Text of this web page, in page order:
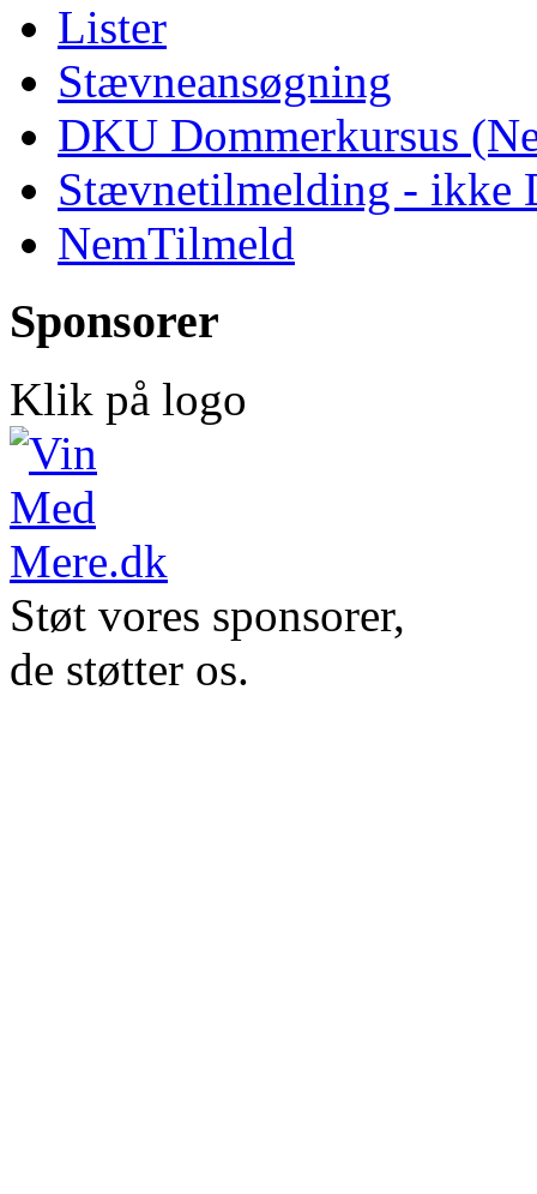
Lister
Stævneansøgning
DKU Dommerkursus
Stævnetilmelding - ikke
NemTilmeld
Sponsorer
Klik på logo
Støt vores sponsorer,
de støtter os.